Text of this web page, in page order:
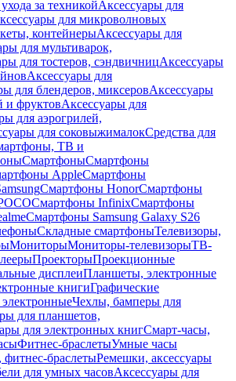
за техникойАксессуары для
для микроволновых
контейнерыАксессуары для
для мультиварок,
для тостеров, сэндвичницАксессуары
Аксессуары для
для блендеров, миксеровАксессуары
и фруктовАксессуары для
для аэрогрилей,
для соковыжималокСредства для
ТВ и
СмартфоныСмартфоны
AppleСмартфоны
Смартфоны HonorСмартфоны
Смартфоны InfinixСмартфоны
Смартфоны Samsung Galaxy S26
Складные смартфоныТелевизоры,
МониторыМониторы-телевизорыТВ-
ПроекторыПроекционные
дисплеиПланшеты, электронные
книгиГрафические
Чехлы, бамперы для
для планшетов,
для электронных книгСмарт-часы,
Фитнес-браслетыУмные часы
браслетыРемешки, аксессуары
для умных часовАксессуары для